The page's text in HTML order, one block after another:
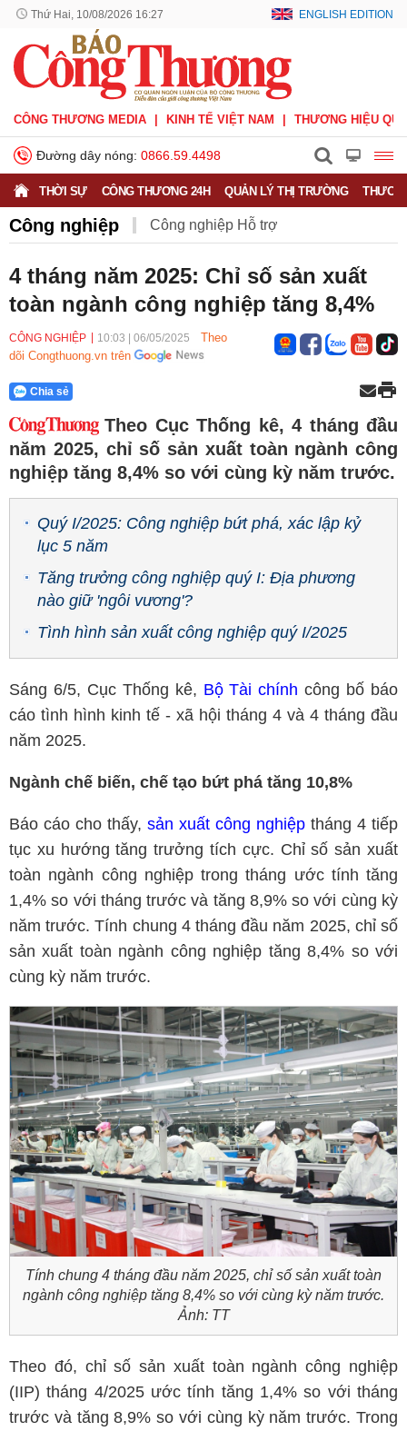
Thứ Hai, 10/08/2026 16:27 ENGLISH EDITION
CÔNG THƯƠNG MEDIA KINH TẾ VIỆT NAM THƯƠNG HIỆU
Đường dây nóng: 0866.59.4498
THỜI SỰ CÔNG THƯƠNG 24H QUẢN LÝ THỊ TRƯỜNG
Công nghiệp Công nghiệp Hỗ trợ
Công nghiệp quốc phòng Khuyến công
4 tháng năm 2025: Chỉ số sản xuất
toàn ngành công nghiệp tăng 8,4%
CÔNG NGHIỆP 10:03 06/05/2025
Theo
dõi Congthuong.vn trên
Chia sẻ
Theo Cục Thống kê, 4 tháng đầu
năm 2025, chỉ số sản xuất toàn ngành công
nghiệp tăng 8,4% so với cùng kỳ năm trước.
Quý I/2025: Công nghiệp bứt phá, xác lập kỷ
lục 5 năm
Tăng trưởng công nghiệp quý I: Địa phương
nào giữ 'ngôi vương'?
Tình hình sản xuất công nghiệp quý I/2025
Sáng 6/5, Cục Thống kê, Bộ Tài chính công bố báo
cáo tình hình kinh tế - xã hội tháng 4 và 4 tháng đầu
năm 2025.
Ngành chế biến, chế tạo bứt phá tăng 10,8%
Báo cáo cho thấy, sản xuất công nghiệp tháng 4 tiếp
tục xu hướng tăng trưởng tích cực. Chỉ số sản xuất
toàn ngành công nghiệp trong tháng ước tính tăng
1,4% so với tháng trước và tăng 8,9% so với cùng kỳ
năm trước. Tính chung 4 tháng đầu năm 2025, chỉ số
sản xuất toàn ngành công nghiệp tăng 8,4% so với
cùng kỳ năm trước.
Tính chung 4 tháng đầu năm 2025, chỉ số sản xuất toàn
ngành công nghiệp tăng 8,4% so với cùng kỳ năm trước.
Ảnh: TT
Theo đó, chỉ số sản xuất toàn ngành công nghiệp
(IIP) tháng 4/2025 ước tính tăng 1,4% so với tháng
trước và tăng 8,9% so với cùng kỳ năm trước. Trong